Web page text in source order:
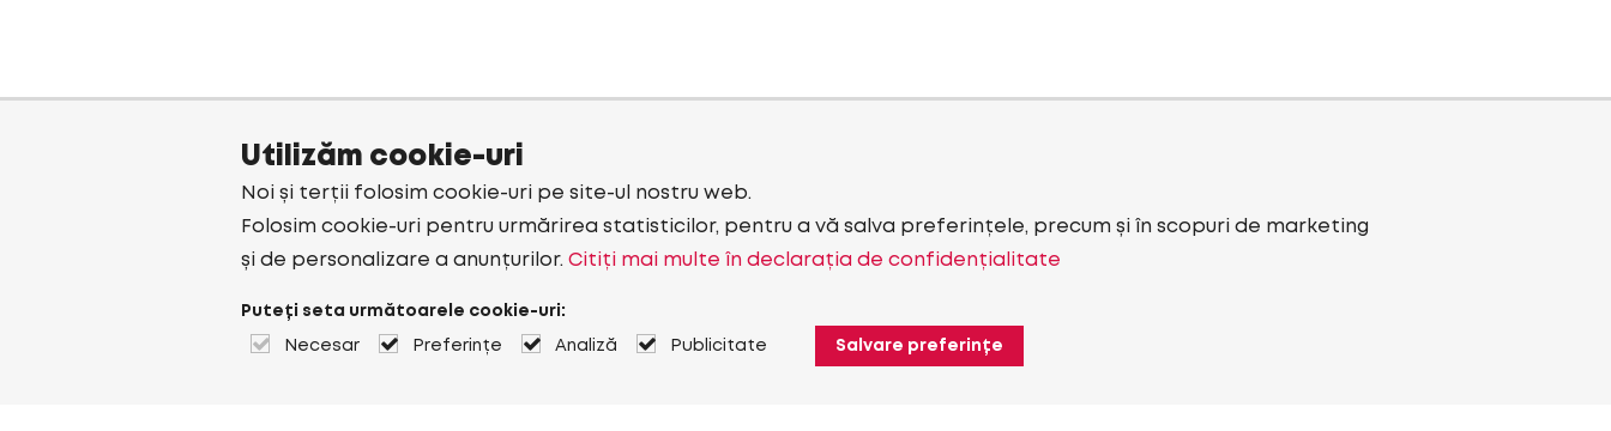
Utilizăm cookie-uri
Noi și terții folosim cookie-uri pe site-ul nostru web.
Folosim cookie-uri pentru urmărirea statisticilor, pentru a vă salva preferințele, precum și în scopuri de marketing
și de personalizare a anunțurilor. Citiți mai multe în declarația de confidențialitate
Puteți seta următoarele cookie-uri:
Necesar Preferințe Analiză Publicitate Salvare preferințe